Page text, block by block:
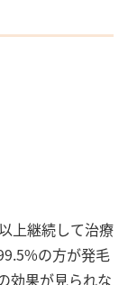
上継続して治療
の方が発毛
効果が見られな